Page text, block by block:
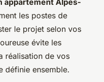
les postes de
le projet selon vos
évite les
réalisation de vos
définie ensemble.